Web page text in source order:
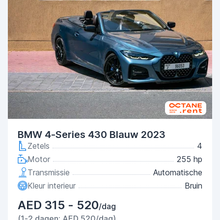
BMW 4-Series 430 Blauw 2023
Zetels
4
Motor
255 hp
Transmissie
Automatische
Kleur interieur
Bruin
AED 315 - 520/dag